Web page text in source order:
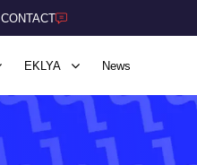
CONTACT
EKLYA News